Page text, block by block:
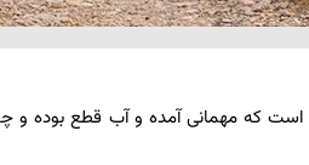
است که مهمانی آمده و آب قطع بوده و